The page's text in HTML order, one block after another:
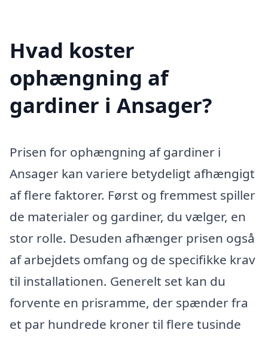
Hvad koster
ophængning af
gardiner i Ansager?
Prisen for ophængning af gardiner i
Ansager kan variere betydeligt afhængigt
af flere faktorer. Først og fremmest spiller
de materialer og gardiner, du vælger, en
stor rolle. Desuden afhænger prisen også
af arbejdets omfang og de specifikke krav
til installationen. Generelt set kan du
forvente en prisramme, der spænder fra
et par hundrede kroner til flere tusinde